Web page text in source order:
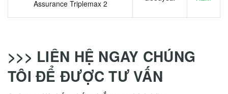
Assurance Triplemax 2
>>> LIÊN HỆ NGAY CHÚNG
TÔI ĐỂ ĐƯỢC TƯ VẤN